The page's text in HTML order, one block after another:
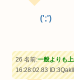
(';')
26 名前:一般よりも
16:28:02.83